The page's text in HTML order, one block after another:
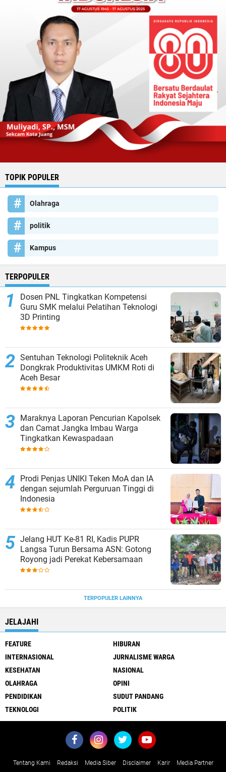
TOPIK POPULER
Olahraga
politik
Kampus
TERPOPULER
Dosen PNL Tingkatkan Kompetensi
Guru SMK melalui Pelatihan Teknologi
3D Printing
Sentuhan Teknologi Politeknik Aceh
Dongkrak Produktivitas UMKM Roti di
Aceh Besar
Maraknya Laporan Pencurian Kapolsek
dan Camat Jangka Imbau Warga
Tingkatkan Kewaspadaan
Prodi Penjas UNIKI Teken MoA dan IA
dengan sejumlah Perguruan Tinggi di
Indonesia
Jelang HUT Ke-81 RI, Kadis PUPR
Langsa Turun Bersama ASN: Gotong
Royong jadi Perekat Kebersamaan
TERPOPULER LAINNYA
JELAJAHI
FEATURE
HIBURAN
INTERNASIONAL
JURNALISME WARGA
KESEHATAN
NASIONAL
OLAHRAGA
OPINI
PENDIDIKAN
SUDUT PANDANG
TEKNOLOGI
POLITIK
Tentang Kami Redaksi Media Siber Disclaimer Karir
Media Partner